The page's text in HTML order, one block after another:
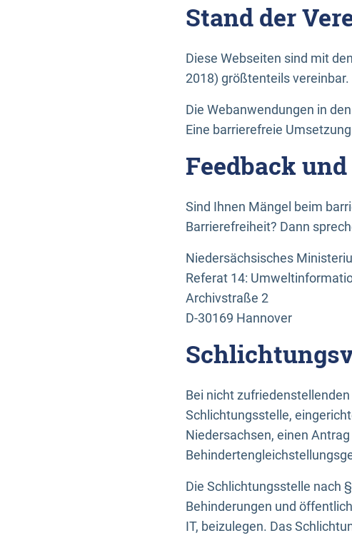
Stand der
Diese Webseiten sind mit
2018) größtenteils vereinbar.
Die Webanwendungen in
Eine barrierefreie
Feedback
Sind Ihnen Mängel beim
Barrierefreiheit? Dann
Niedersächsisches
Referat 14:
Archivstraße 2
D-30169 Hannover
Bei nicht
Schlichtungsstelle,
Niedersachsen, einen
Die Schlichtungsstelle nach
Behinderungen und
IT, beizulegen. Das